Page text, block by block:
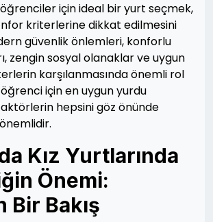
için ideal bir yurt seçmek,
kriterlerine dikkat edilmesini
güvenlik önlemleri, konforlu
zengin sosyal olanaklar ve uygun
karşılanmasında önemli rol
için en uygun yurdu
hepsini göz önünde
Kız Yurtlarında
Önemi:
Bir Bakış